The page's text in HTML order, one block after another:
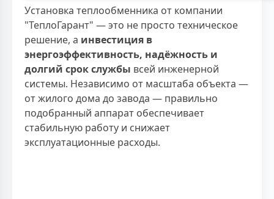
Установка теплообменника от компании
"ТеплоГарант" — это не просто техническое
решение, а инвестиция в
энергоэффективность, надёжность и
долгий срок службы всей инженерной
системы. Независимо от масштаба объекта —
от жилого дома до завода — правильно
подобранный аппарат обеспечивает
стабильную работу и снижает
эксплуатационные расходы.